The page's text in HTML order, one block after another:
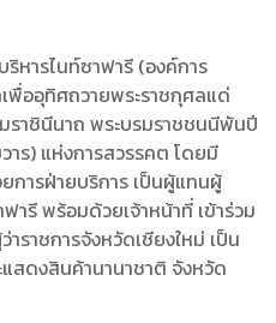
หารไนท์ซาฟารี (องค์การ
พื่ออุทิศถวายพระราชกุศลแด่
ราชินีนาถ พระบรมราชชนนีพันปี
าร) แห่งการสวรรคต โดยมี
การฝ่ายบริการ เป็นผู้แทนผู้
ารี พร้อมด้วยเจ้าหน้าที่ เข้าร่วม
ราชการจังหวัดเชียงใหม่ เป็น
สดงสินค้านานาชาติ จังหวัด